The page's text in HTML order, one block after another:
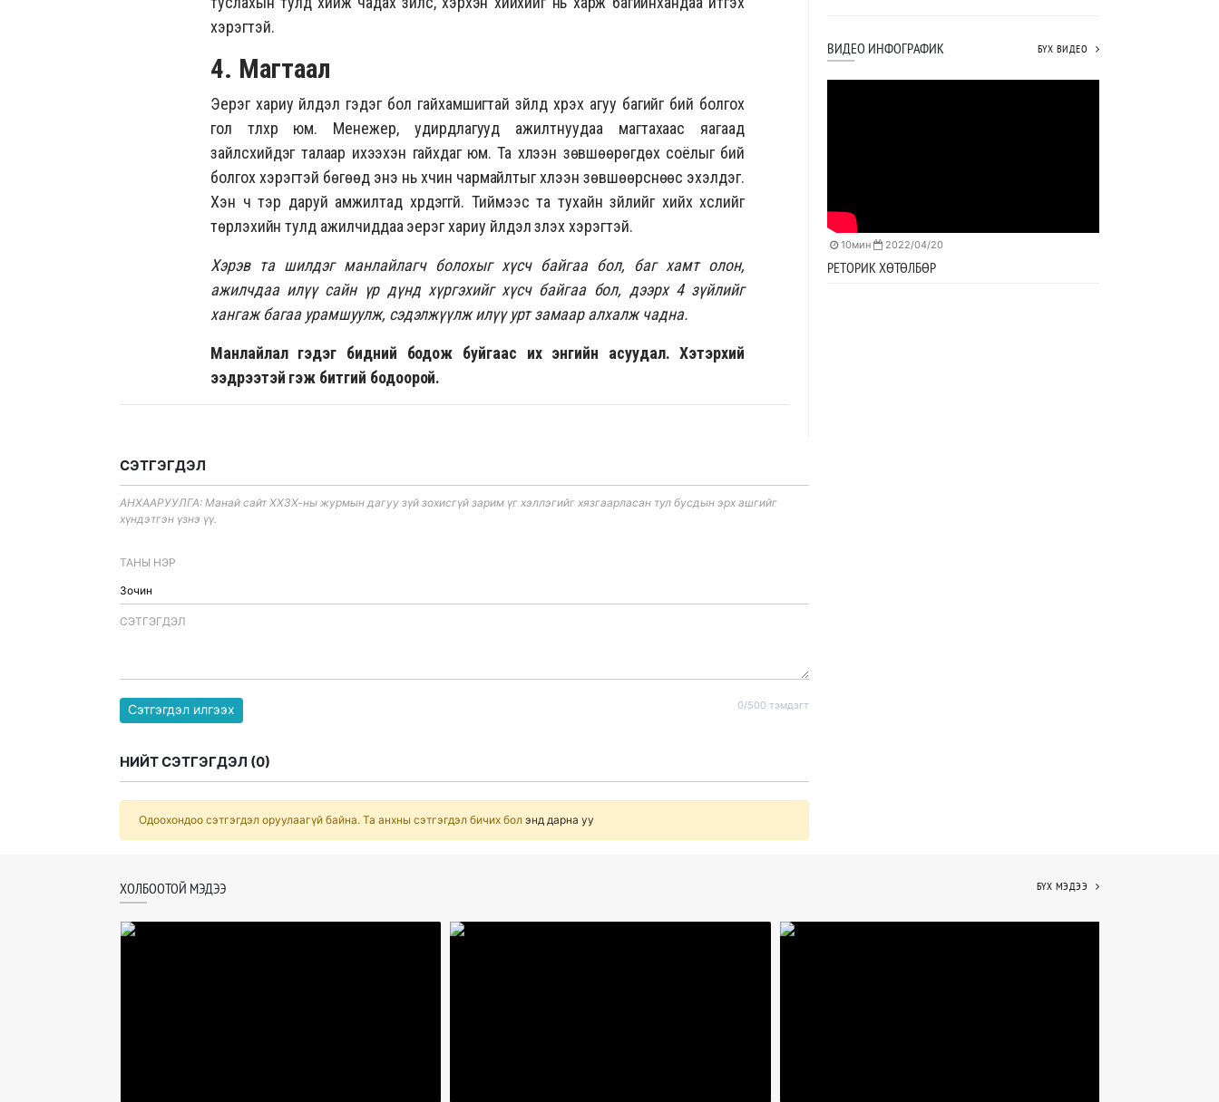
хэрэгтэй.
4. Магтаал
Эерэг хариу үйлдэл гэдэг бол гайхамшигтай зүйлд хүрэх агуу багийг бий болгох
гол түлхүүр юм. Менежер, удирдлагууд ажилтнуудаа магтахаас яагаад
зайлсхийдэг талаар ихээхэн гайхдаг юм. Та хүлээн зөвшөөрөгдөх соёлыг бий
болгох хэрэгтэй бөгөөд энэ нь хүчин чармайлтыг хүлээн зөвшөөрснөөс эхэлдэг.
Хэн ч тэр даруй амжилтад хүрдэггүй. Тиймээс та тухайн зүйлийг хийх хүслийг
төрүүлэхийн тулд ажилчиддаа эерэг хариу үйлдэл үзүүлэх хэрэгтэй.
Хэрэв та шилдэг манлайлагч болохыг хүсч байгаа бол, баг хамт олон,
ажилчдаа илүү сайн үр дүнд хүргэхийг хүсч байгаа бол, дээрх 4 зүйлийг
хангаж багаа урамшуулж, сэдэлжүүлж илүү урт замаар алхалж чадна.
Манлайлал гэдэг бидний бодож буйгаас их энгийн асуудал. Хэтэрхий
ээдрээтэй гэж битгий бодоорой.
СЭТГЭГДЭЛ
АНХААРУУЛГА: Манай сайт ХХЗХ-ны журмын дагуу зүй зохисгүй зарим үг хэллэгийг хязгаарласан тул бусдын эрх ашгийг
хүндэтгэн үзнэ үү.
ТАНЫ НЭР
CЭТГЭГДЭЛ
0/500 тэмдэгт
Сэтгэгдэл илгээх
НИЙТ СЭТГЭГДЭЛ (0)
Одоохондоо сэтгэгдэл оруулаагүй байна. Та анхны сэтгэгдэл бичих бол энд дарна уу
ВИДЕО ИНФОГРАФИК БҮХ ВИДЕО
10мин 2022/04/20
РЕТОРИК ХӨТӨЛБӨР
ХОЛБООТОЙ МЭДЭЭ БҮХ МЭДЭЭ